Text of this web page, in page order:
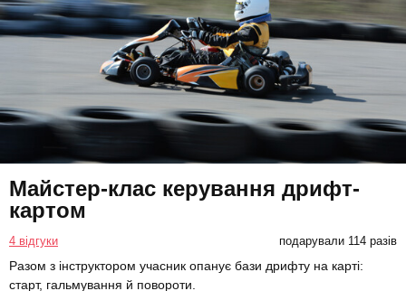
Майстер-клас керування дрифт-
картом
4 відгуки подарували 114 разів
Разом з інструктором учасник опанує бази дрифту на карті:
старт, гальмування й повороти.